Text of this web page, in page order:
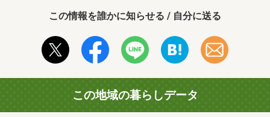
この情報を誰かに知らせる / 自分に送る
この地域の暮らしデータ